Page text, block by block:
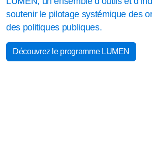
soutenir le pilotage systémique des
des politiques publiques.
Découvrez le programme LUMEN